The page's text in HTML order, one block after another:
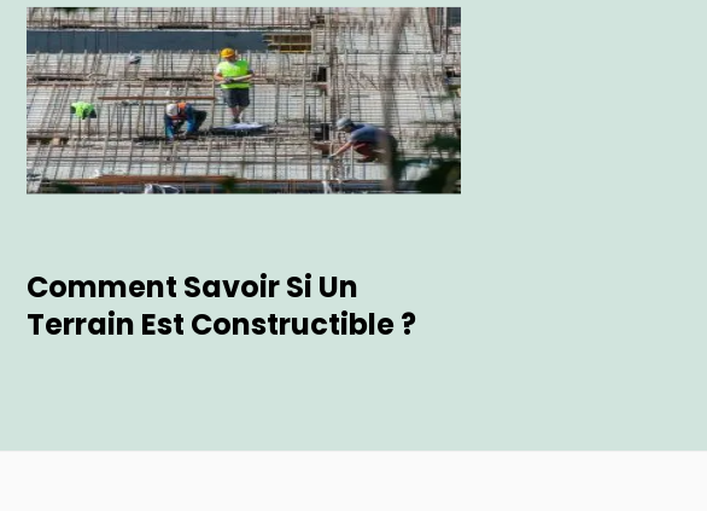
Comment Savoir Si Un
Terrain Est Constructible ?